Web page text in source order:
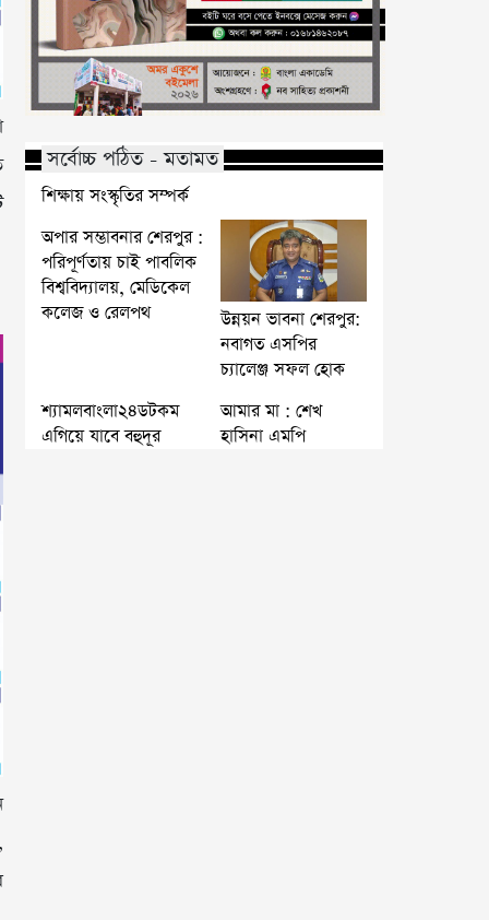
সর্বোচ্চ পঠিত - মতামত
শিক্ষায় সংস্কৃতির সম্পর্ক
অপার সম্ভাবনার শেরপুর :
পরিপূর্ণতায় চাই পাবলিক
বিশ্ববিদ্যালয়, মেডিকেল
কলেজ ও রেলপথ
উন্নয়ন ভাবনা শেরপুর:
নবাগত এসপির
চ্যালেঞ্জ সফল হোক
শ্যামলবাংলা২৪ডটকম
এগিয়ে যাবে বহুদূর
আমার মা : শেখ
হাসিনা এমপি